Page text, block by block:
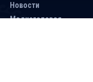
Новости
Медиагалерея